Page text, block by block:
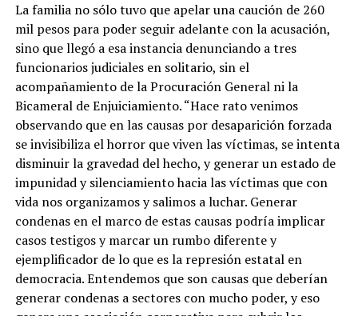
La familia no sólo tuvo que apelar una caución de 260
mil pesos para poder seguir adelante con la acusación,
sino que llegó a esa instancia denunciando a tres
funcionarios judiciales en solitario, sin el
acompañamiento de la Procuración General ni la
Bicameral de Enjuiciamiento. “Hace rato venimos
observando que en las causas por desaparición forzada
se invisibiliza el horror que viven las víctimas, se intenta
disminuir la gravedad del hecho, y generar un estado de
impunidad y silenciamiento hacia las víctimas que con
vida nos organizamos y salimos a luchar. Generar
condenas en el marco de estas causas podría implicar
casos testigos y marcar un rumbo diferente y
ejemplificador de lo que es la represión estatal en
democracia. Entendemos que son causas que deberían
generar condenas a sectores con mucho poder, y eso